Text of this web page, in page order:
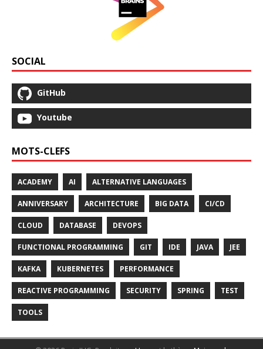
SOCIAL
GitHub
Youtube
MOTS-CLEFS
ACADEMY AI ALTERNATIVE LANGUAGES
ANNIVERSARY ARCHITECTURE BIG DATA CI/CD
CLOUD DATABASE DEVOPS
FUNCTIONAL PROGRAMMING GIT IDE JAVA JEE
KAFKA KUBERNETES PERFORMANCE
REACTIVE PROGRAMMING SECURITY SPRING TEST
TOOLS